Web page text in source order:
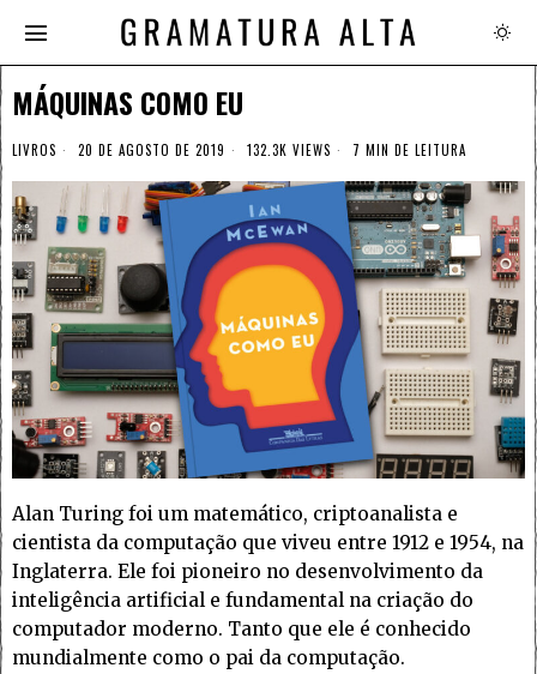
MÁQUINAS COMO EU
LIVROS 20 DE AGOSTO DE 2019 132.3K VIEWS 7 MIN DE LEITURA
Alan Turing foi um matemático, criptoanalista e
cientista da computação que viveu entre 1912 e 1954, na
Inglaterra. Ele foi pioneiro no desenvolvimento da
inteligência artificial e fundamental na criação do
computador moderno. Tanto que ele é conhecido
mundialmente como o pai da computação.